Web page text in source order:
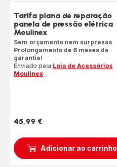
Adicionar ao carrinho
Tarifa plana de reparação
panela de pressão elétrica
Moulinex
Sem orçamento nem surpresas
Prolongamento de 6 meses da
garantia!
Enviado pela Loja de Acessórios
Moulinex
Preço
45,99 €